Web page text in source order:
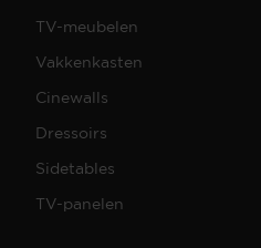
TV-meubelen
Vakkenkasten
Cinewalls
Dressoirs
Sidetables
TV-panelen